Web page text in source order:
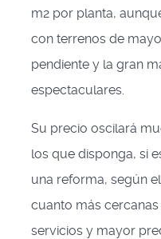
m2 por planta,
con terrenos de
pendiente y la gran
espectaculares.
Su precio oscilará
los que disponga, si
una reforma, según
cuanto más
servicios y mayor